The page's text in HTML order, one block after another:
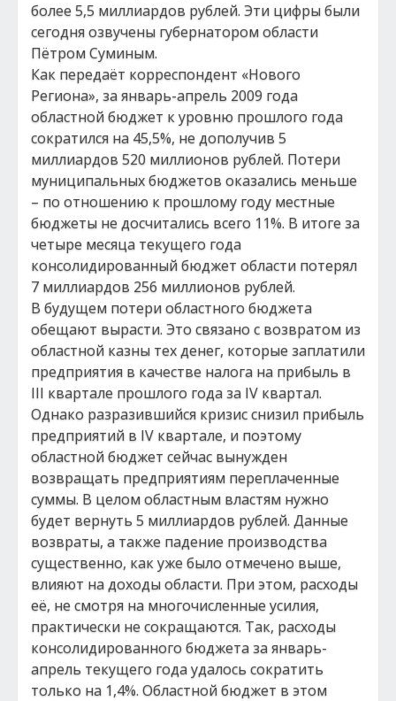
более 5,5 миллиардов рублей. Эти цифры были
сегодня озвучены губернатором области
Пётром Суминым.
Как передаёт корреспондент «Нового
Региона», за январь-апрель 2009 года
областной бюджет к уровню прошлого года
сократился на 45,5%, не дополучив 5
миллиардов 520 миллионов рублей. Потери
муниципальных бюджетов оказались меньше
– по отношению к прошлому году местные
бюджеты не досчитались всего 11%. В итоге за
четыре месяца текущего года
консолидированный бюджет области потерял
7 миллиардов 256 миллионов рублей.
В будущем потери областного бюджета
обещают вырасти. Это связано с возвратом из
областной казны тех денег, которые заплатили
предприятия в качестве налога на прибыль в
III квартале прошлого года за IV квартал.
Однако разразившийся кризис снизил прибыль
предприятий в IV квартале, и поэтому
областной бюджет сейчас вынужден
возвращать предприятиям переплаченные
суммы. В целом областным властям нужно
будет вернуть 5 миллиардов рублей. Данные
возвраты, а также падение производства
существенно, как уже было отмечено выше,
влияют на доходы области. При этом, расходы
её, не смотря на многочисленные усилия,
практически не сокращаются. Так, расходы
консолидированного бюджета за январь-
апрель текущего года удалось сократить
только на 1,4%. Областной бюджет в этом